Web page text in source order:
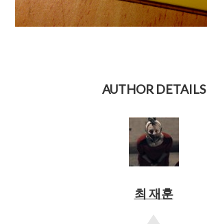
AUTHOR DETAILS
최 재훈